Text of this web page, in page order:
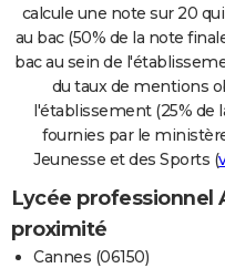
calcule une note sur 20
au bac (50% de la note
bac au sein de
du taux de mentions
l'établissement (25% de
fournies par le
Jeunesse et des Sports (
Lycée professionnel
proximité
Cannes (06150)